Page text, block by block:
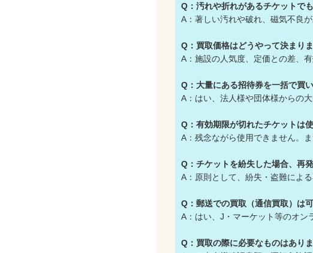
Q：汚れや折れがあるチケットで
A：著しい汚れや破れ、磁気不良
Q：買取価格はどうやって決まり
A：施設の人気度、定価との差、
Q：大量にある招待券を一括で買
A：はい、法人様や団体様からの
Q：有効期限が切れたチケットは
A：残念ながら使用できません。
Q：チケットを紛失した場合、再
A：原則として、紛失・盗難によ
Q：郵送での買取（通信買取）は
A：はい、J・マーケット等のオン
Q：買取の際に必要なものはあり